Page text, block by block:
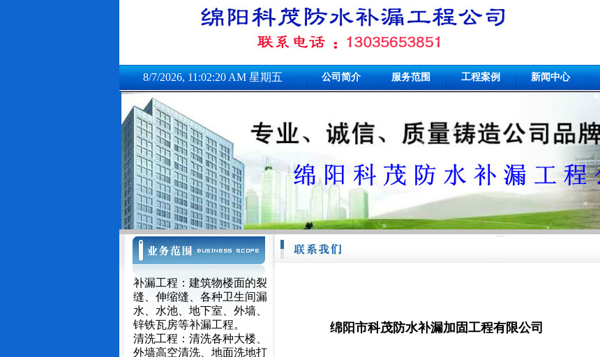
8/7/2026, 11:02:20 AM 星期五 公司简介 服务范围 工程案例 新闻中心
补漏工程：建筑物楼面的裂
缝、伸缩缝、各种卫生间漏
水、水池、地下室、外墙、
锌铁瓦房等补漏工程。
清洗工程：清洗各种大楼、
外墙高空清洗、地面洗地打
绵阳市科茂防水补漏加固工程有限公司